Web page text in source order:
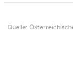
Quelle: